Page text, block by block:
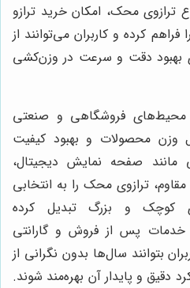
ترازوی محک، امکان خرید ترازو
کرده و کاربران می‌توانند از
بهبود دقت و سرعت در وزن‌کشی
محیط‌های فروشگاهی و صنعتی
وزن محصولات و بهبود کیفیت
صفحه نمایش دیجیتال،
ترازوی محک را به انتخابی
کوچک و بزرگ تبدیل کرده
خدمات پس از فروش و گارانتی
بتوانند سال‌ها بدون نگرانی از
دقیق و پایدار آن بهره‌مند شوند.